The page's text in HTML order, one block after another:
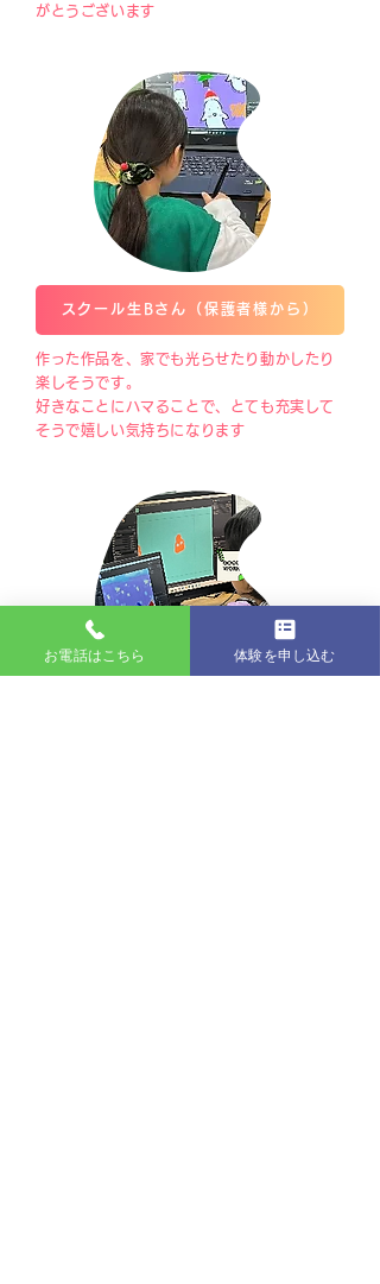
がとうございます
スクール生Bさん（保護者様から）
作った作品を、家でも光らせたり動かしたり
楽しそうです。
好きなことに​ハマることで、とても充実して
そうで嬉しい気持ちになります
お電話はこちら 体験を申し込む